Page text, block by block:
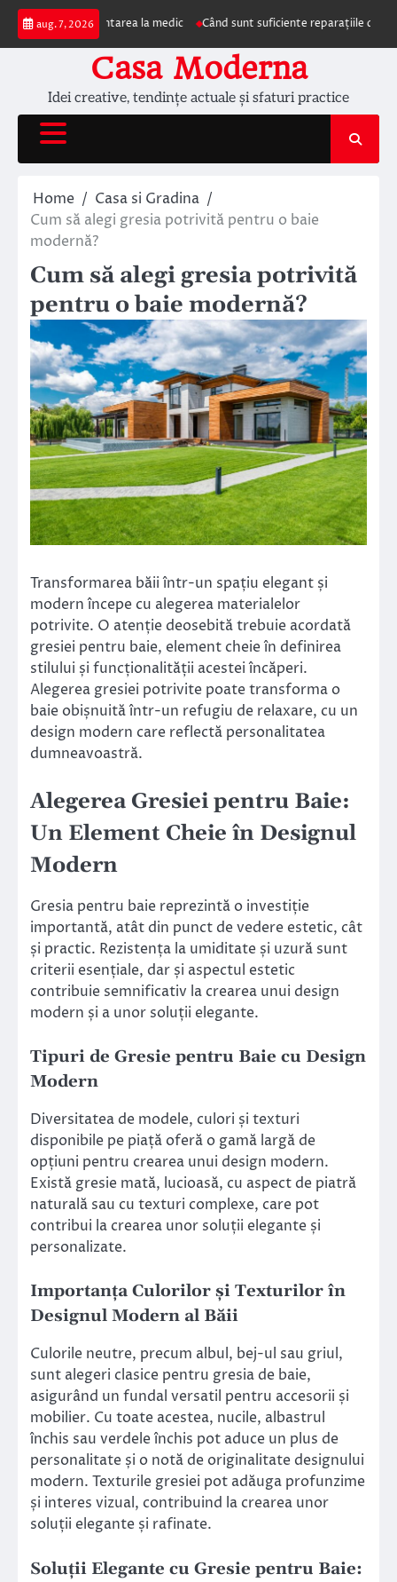
Skip
content
aug. 7, 2026
prezentarea la medic Când sunt suficiente reparațiile de acoperiș și
Casa Moderna
Idei creative, tendințe actuale și sfaturi practice
Home
Casa si Gradina
Cum să alegi gresia potrivită pentru o baie
modernă?
Cum să alegi gresia potrivită
pentru o baie modernă?
Transformarea băii într-un spațiu elegant și
modern începe cu alegerea materialelor
potrivite. O atenție deosebită trebuie acordată
gresiei pentru baie, element cheie în definirea
stilului și funcționalității acestei încăperi.
Alegerea gresiei potrivite poate transforma o
baie obișnuită într-un refugiu de relaxare, cu un
design modern care reflectă personalitatea
dumneavoastră.
Alegerea Gresiei pentru Baie:
Un Element Cheie în Designul
Modern
Gresia pentru baie reprezintă o investiție
importantă, atât din punct de vedere estetic, cât
și practic. Rezistența la umiditate și uzură sunt
criterii esențiale, dar și aspectul estetic
contribuie semnificativ la crearea unui design
modern și a unor soluții elegante.
Tipuri de Gresie pentru Baie cu Design
Modern
Diversitatea de modele, culori și texturi
disponibile pe piață oferă o gamă largă de
opțiuni pentru crearea unui design modern.
Există gresie mată, lucioasă, cu aspect de piatră
naturală sau cu texturi complexe, care pot
contribui la crearea unor soluții elegante și
personalizate.
Importanța Culorilor și Texturilor în
Designul Modern al Băii
Culorile neutre, precum albul, bej-ul sau griul,
sunt alegeri clasice pentru gresia de baie,
asigurând un fundal versatil pentru accesorii și
mobilier. Cu toate acestea, nucile, albastrul
închis sau verdele închis pot aduce un plus de
personalitate și o notă de originalitate designului
modern. Texturile gresiei pot adăuga profunzime
și interes vizual, contribuind la crearea unor
soluții elegante și rafinate.
Soluții Elegante cu Gresie pentru Baie: